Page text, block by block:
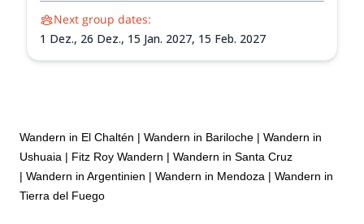
Next group dates:
1 Dez., 26 Dez., 15 Jan. 2027, 15 Feb. 2027
Wandern in El Chaltén | Wandern in Bariloche | Wandern in
Ushuaia | Fitz Roy Wandern | Wandern in Santa Cruz
| Wandern in Argentinien | Wandern in Mendoza | Wandern in
Tierra del Fuego